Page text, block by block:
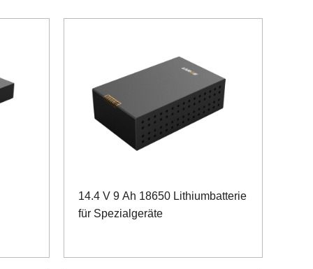
14.4 V 9 Ah 18650 Lithiumbatterie
für Spezialgeräte